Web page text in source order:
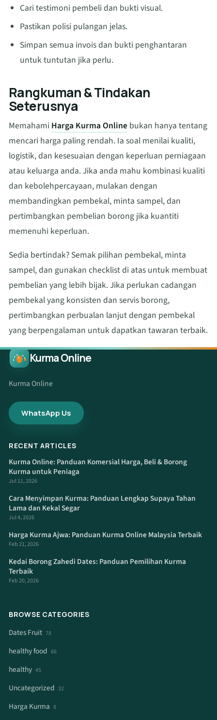
Cari testimoni pembeli dan bukti visual.
Pastikan polisi pulangan jelas.
Simpan semua invois dan bukti penghantaran
untuk tuntutan jika perlu.
Rangkuman & Tindakan
Seterusnya
Memahami Harga Kurma Online bukan hanya tentang
mencari harga paling rendah. Ia soal menilai kualiti,
logistik, dan kesesuaian dengan keperluan perniagaan
atau keluarga anda. Jika anda mahu kombinasi kualiti
dan kebolehpercayaan, mulakan dengan
membandingkan pembekal, minta sampel, dan
pertimbangkan pembelian borong jika kuantiti
memenuhi keperluan.
Sedia bertindak? Semak pilihan pembekal, minta
sampel, dan gunakan checklist di atas untuk membuat
pembelian yang lebih bijak. Jika perlukan cadangan
pembekal yang konsisten dan servis borong,
pertimbangkan perbualan lanjut dengan pembekal
yang berpengalaman untuk dapatkan tawaran terbaik.
Kurma Online
Kurma Online
WhatsApp Us
RECENT ARTICLES
Kurma Online: Panduan Komersial Harga, Beli & Borong
Kurma untuk Peniaga
Jul 11, 2026
Cara Menyimpan Kurma: Panduan Lengkap Supaya Tahan
Lama dan Kekal Segar
Jul 4, 2026
Harga Kurma Ajwa: Panduan Kurma Online Malaysia Terbaik
Feb 21, 2026
Kedai Borong Zahedi Dates: Panduan Pemilihan Kurma
Terbaik
Feb 20, 2026
BROWSE CATEGORIES
Dates Fruit 78
healthy food 66
healthy 45
Uncategorized 32
Harga Kurma 8